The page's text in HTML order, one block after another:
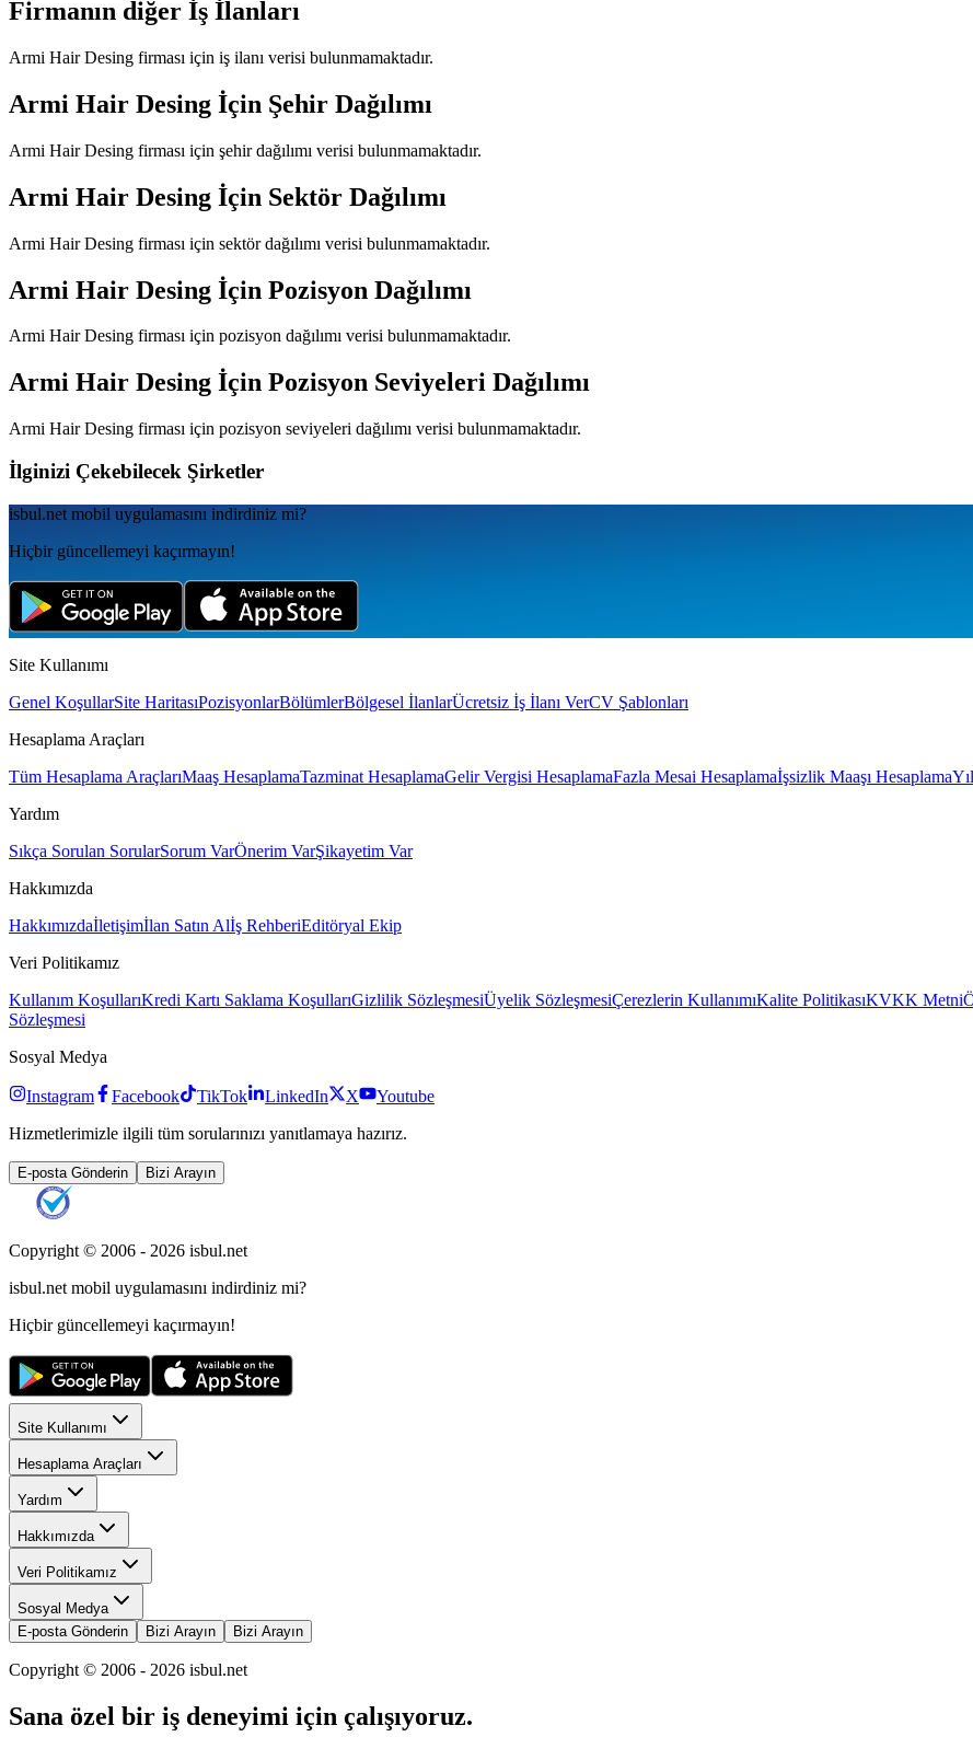
Firmanın diğer İş İlanları
Armi Hair Desing firması için iş ilanı verisi bulunmamaktadır.
Armi Hair Desing İçin Şehir Dağılımı
Armi Hair Desing firması için şehir dağılımı verisi bulunmamaktadır.
Armi Hair Desing İçin Sektör Dağılımı
Armi Hair Desing firması için sektör dağılımı verisi bulunmamaktadır.
Armi Hair Desing İçin Pozisyon Dağılımı
Armi Hair Desing firması için pozisyon dağılımı verisi bulunmamaktadır.
Armi Hair Desing İçin Pozisyon Seviyeleri Dağılımı
Armi Hair Desing firması için pozisyon seviyeleri dağılımı verisi bulunmamaktadır.
İlginizi Çekebilecek Şirketler
isbul.net mobil uygulamаsını indirdiniz mi?
Hiçbir güncellemeyi kaçırmayın!
Site Kullanımı
Genel KoşullarSite HaritasıPozisyonlarBölümlerBölgesel İlanlarÜcretsiz İş İlanı VerCV Şablonları
Hesaplama Araçları
Tüm Hesaplama AraçlarıMaaş HesaplamaTazminat HesaplamaGelir Vergisi HesaplamaFazla Mesai Hesaplamaİşsizlik Maaşı Hesaplama
Yardım
Sıkça Sorulan SorularSorum VarÖnerim VarŞikayetim Var
Hakkımızda
Hakkımızdaİletişimİlan Satın Alİş RehberiEditöryal Ekip
Veri Politikamız
Kullanım KoşullarıKredi Kartı Saklama KoşullarıGizlilik SözleşmesiÜyelik SözleşmesiÇerezlerin KullanımıKalite PolitikasıKVKK Metni
Sözleşmesi
Sosyal Medya
Instagram Facebook TikTok LinkedIn X
Youtube
Hizmetlerimizle ilgili tüm sorularınızı yanıtlamaya hazırız.
E-posta Gönderin Bizi Arayın
Copyright © 2006 - 2026 isbul.net
isbul.net mobil uygulamasını indirdiniz mi?
Hiçbir güncellemeyi kaçırmayın!
Site Kullanımı
Hesaplama Araçları
Yardım
Hakkımızda
Veri Politikamız
Sosyal Medya
E-posta Gönderin
Bizi Arayın Bizi Arayın
Copyright © 2006 - 2026 isbul.net
Sana özel bir iş deneyimi için çalışıyoruz.